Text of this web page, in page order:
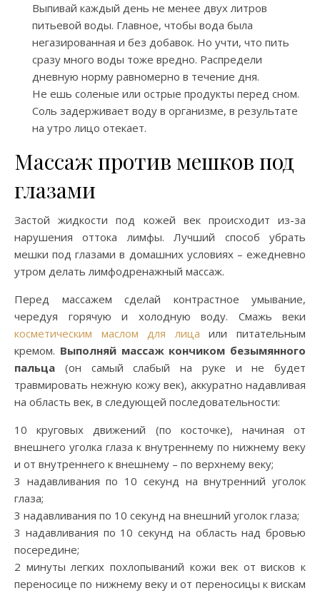
Выпивай каждый день не менее двух литров
питьевой воды. Главное, чтобы вода была
негазированная и без добавок. Но учти, что пить
сразу много воды тоже вредно. Распредели
дневную норму равномерно в течение дня.
Не ешь соленые или острые продукты перед сном.
Соль задерживает воду в организме, в результате
на утро лицо отекает.
Массаж против мешков под
глазами
Застой жидкости под кожей век происходит из-за
нарушения оттока лимфы. Лучший способ убрать
мешки под глазами в домашних условиях – ежедневно
утром делать лимфодренажный массаж.
Перед массажем сделай контрастное умывание,
чередуя горячую и холодную воду. Смажь веки
косметическим маслом для лица или питательным
кремом. Выполняй массаж кончиком безымянного
пальца (он самый слабый на руке и не будет
травмировать нежную кожу век), аккуратно надавливая
на область век, в следующей последовательности:
10 круговых движений (по косточке), начиная от
внешнего уголка глаза к внутреннему по нижнему веку
и от внутреннего к внешнему – по верхнему веку;
3 надавливания по 10 секунд на внутренний уголок
глаза;
3 надавливания по 10 секунд на внешний уголок глаза;
3 надавливания по 10 секунд на область над бровью
посередине;
2 минуты легких похлопываний кожи век от висков к
переносице по нижнему веку и от переносицы к вискам